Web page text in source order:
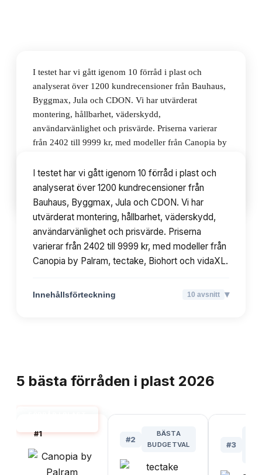
I testet har vi gått igenom 10 förråd i plast och
analyserat över 1200 kundrecensioner från Bauhaus,
Byggmax, Jula och CDON. Vi har utvärderat
montering, hållbarhet, väderskydd,
användarvänlighet och prisvärde. Priserna varierar
från 2402 till 9999 kr, med modeller från Canopia by
Innehållsförteckning 10avsnitt
I testet har vi gått igenom 10 förråd i plast och
analyserat över 1200 kundrecensioner från
Bauhaus, Byggmax, Jula och CDON. Vi har
utvärderat montering, hållbarhet, väderskydd,
användarvänlighet och prisvärde. Priserna
varierar från 2402 till 9999 kr, med modeller från
Canopia by Palram, tectake, Biohort och vidaXL.
Innehållsförteckning 10 avsnitt ▾
5 bästa förråden i plast 2026
#1
#2
BÄSTA
BUDGETVAL
#3